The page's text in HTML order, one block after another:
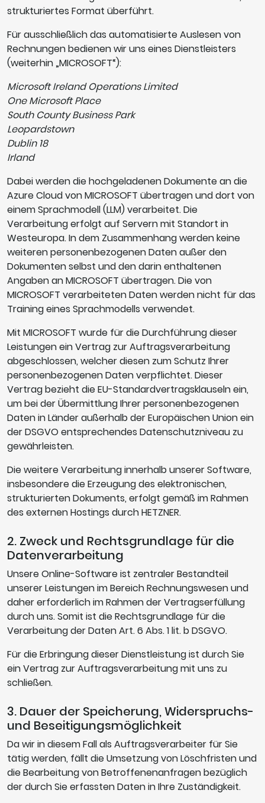
strukturiertes Format überführt.
Für ausschließlich das automatisierte Auslesen von
Rechnungen bedienen wir uns eines Dienstleisters
(weiterhin „MICROSOFT“):
Microsoft Ireland Operations Limited
One Microsoft Place
South County Business Park
Leopardstown
Dublin 18
Irland
Dabei werden die hochgeladenen Dokumente an die
Azure Cloud von MICROSOFT übertragen und dort von
einem Sprachmodell (LLM) verarbeitet. Die
Verarbeitung erfolgt auf Servern mit Standort in
Westeuropa. In dem Zusammenhang werden keine
weiteren personenbezogenen Daten außer den
Dokumenten selbst und den darin enthaltenen
Angaben an MICROSOFT übertragen. Die von
MICROSOFT verarbeiteten Daten werden nicht für das
Training eines Sprachmodells verwendet.
Mit MICROSOFT wurde für die Durchführung dieser
Leistungen ein Vertrag zur Auftragsverarbeitung
abgeschlossen, welcher diesen zum Schutz Ihrer
personenbezogenen Daten verpflichtet. Dieser
Vertrag bezieht die EU-Standardvertragsklauseln ein,
um bei der Übermittlung Ihrer personenbezogenen
Daten in Länder außerhalb der Europäischen Union ein
der DSGVO entsprechendes Datenschutzniveau zu
gewährleisten.
Die weitere Verarbeitung innerhalb unserer Software,
insbesondere die Erzeugung des elektronischen,
strukturierten Dokuments, erfolgt gemäß im Rahmen
des externen Hostings durch HETZNER.
2. Zweck und Rechtsgrundlage für die
Datenverarbeitung
Unsere Online-Software ist zentraler Bestandteil
unserer Leistungen im Bereich Rechnungswesen und
daher erforderlich im Rahmen der Vertragserfüllung
durch uns. Somit ist die Rechtsgrundlage für die
Verarbeitung der Daten Art. 6 Abs. 1 lit. b DSGVO.
Für die Erbringung dieser Dienstleistung ist durch Sie
ein Vertrag zur Auftragsverarbeitung mit uns zu
schließen.
3. Dauer der Speicherung, Widerspruchs-
und Beseitigungsmöglichkeit
Da wir in diesem Fall als Auftragsverarbeiter für Sie
tätig werden, fällt die Umsetzung von Löschfristen und
die Bearbeitung von Betroffenenanfragen bezüglich
der durch Sie erfassten Daten in Ihre Zuständigkeit.